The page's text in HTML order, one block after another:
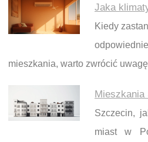
Jaka
Kiedy
mieszkania, warto zwrócić
Szczecin,
miast w